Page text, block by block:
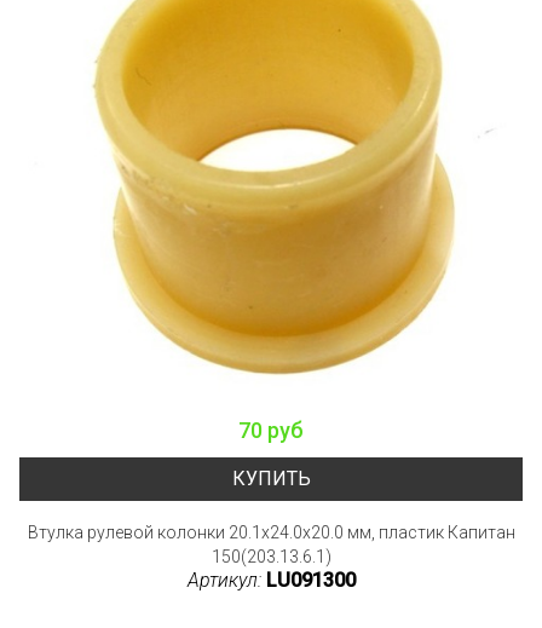
70 руб
КУПИТЬ
Втулка рулевой колонки 20.1x24.0x20.0 мм, пластик Капитан
150(203.13.6.1)
Артикул: LU091300